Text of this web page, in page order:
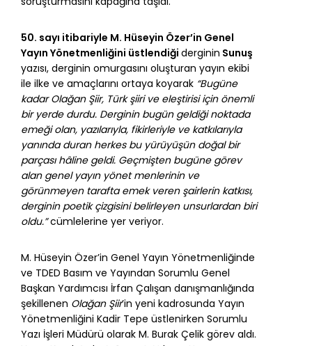
50. sayı itibariyle M. Hüseyin Özer’in Genel
Yayın Yönetmenliğini üstlendiği derginin Sunuş
yazısı, derginin omurgasını oluşturan yayın ekibi
ile ilke ve amaçlarını ortaya koyarak “Bugüne
kadar Olağan Şiir, Türk şiiri ve eleştirisi için önemli
bir yerde durdu. Derginin bugün geldiği noktada
emeği olan, yazılarıyla, fikirleriyle ve katkılarıyla
yanında duran herkes bu yürüyüşün doğal bir
parçası hâline geldi. Geçmişten bugüne görev
alan genel yayın yönet menlerinin ve
görünmeyen tarafta emek veren şairlerin katkısı,
derginin poetik çizgisini belirleyen unsurlardan biri
oldu.”cümlelerine yer veriyor.
M. Hüseyin Özer’in Genel Yayın Yönetmenliğinde
ve TDED Basım ve Yayından Sorumlu Genel
Başkan Yardımcısı İrfan Çalışan danışmanlığında
şekillenen Olağan Şiir’in yeni kadrosunda Yayın
Yönetmenliğini Kadir Tepe üstlenirken Sorumlu
Yazı İşleri Müdürü olarak M. Burak Çelik görev aldı.